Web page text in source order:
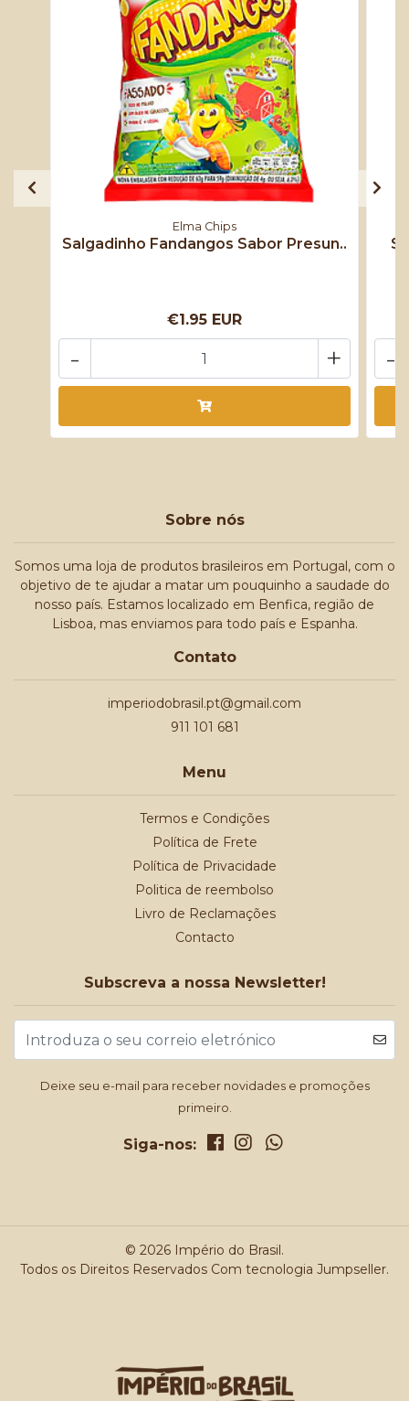
Elma Chips
Salgadinho Fandangos Sabor Presun..
€1.95 EUR
+
- -
Sobre nós
Somos uma loja de produtos brasileiros em Portugal, com o
objetivo de te ajudar a matar um pouquinho a saudade do
nosso país. Estamos localizado em Benfica, região de
Lisboa, mas enviamos para todo país e Espanha.
Contato
imperiodobrasil.pt@gmail.com
911 101 681
Menu
Termos e Condições
Política de Frete
Política de Privacidade
Politica de reembolso
Livro de Reclamações
Contacto
Subscreva a nossa Newsletter!
Deixe seu e-mail para receber novidades e promoções
primeiro.
Siga-nos:
© 2026 Império do Brasil.
Todos os Direitos Reservados Com tecnologia Jumpseller.